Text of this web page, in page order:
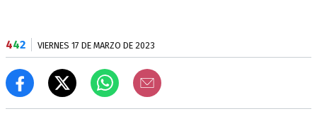
442 VIERNES 17 DE MARZO DE 2023